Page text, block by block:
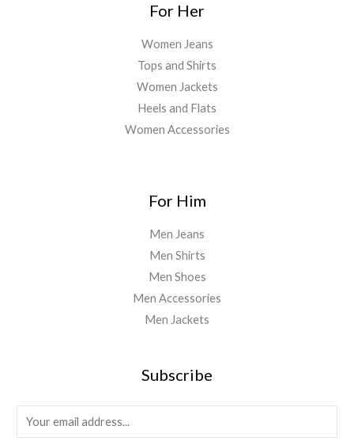
For Her
Women Jeans
Tops and Shirts
Women Jackets
Heels and Flats
Women Accessories
For Him
Men Jeans
Men Shirts
Men Shoes
Men Accessories
Men Jackets
Subscribe
m